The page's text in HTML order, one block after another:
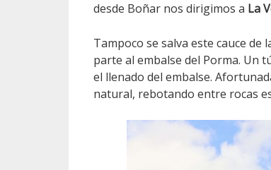
desde Boñar nos dirigimos a La
Tampoco se salva este cauce
parte al embalse del Porma. Un
el llenado del embalse.
natural, rebotando entre rocas